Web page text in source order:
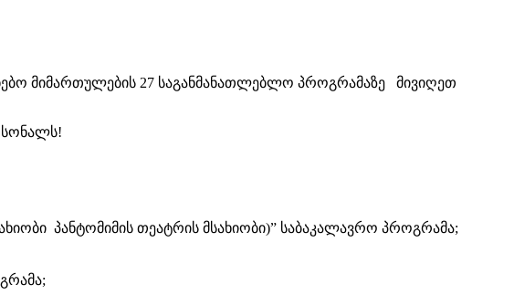
მიმართულების 27 საგანმანათლებლო პროგრამაზე მივიღეთ
პანტომიმის თეატრის მსახიობი)” საბაკალავრო პროგრამა;